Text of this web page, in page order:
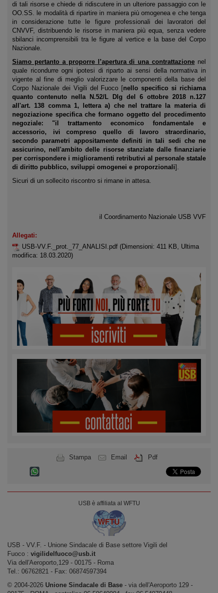
di tali risorse e chiede di ridiscutere in un ulteriore passaggio con le
OO.SS. le modalità di ripartire in maniera più omogenea e che tenga
in considerazione tutte le figure professionali dei lavoratori del
CNVVF, distribuendo le risorse in maniera più equa, senza vedere
sbilanci incomprensibili tra le figure al vertice e la base del Corpo
Nazionale.
Siamo pertanto a proporre l’apertura di una contrattazione nel
quale ricondurre ogni ipotesi di riparto ai sensi della normativa in
vigente al fine di meglio valorizzare le componenti della base del
Corpo Nazionale dei Vigili del Fuoco [nello specifico si richiama
quanto contenuto nella N.52/L Dlg del 6 ottobre 2018 n.127
all'art. 138 comma 1, lettera a) che nel trattare la materia di
negoziazione specifica che formano oggetto del procedimento
negoziale: "il trattamento economico fondamentale e
accessorio, ivi compreso quello di lavoro straordinario,
secondo parametri appositamente definiti in tali sedi che ne
assicurino, nell'ambito delle risorse stanziate dalle finanziarie
per corrispondere i miglioramenti retributivi al personale statale
di diritto pubblico, sviluppi omogenei e proporzionali].
Sicuri di un sollecito riscontro si rimane in attesa.
il Coordinamento Nazionale USB VVF
Allegati:
USB-VV.F._prot._77_ANALISI.pdf (Dimensioni: 411 KB, Ultima
modifica: 18.03.2020)
Stampa Email Pdf
USB è affiliata al WFTU
USB ‐ VV.F. - Unione Sindacale di Base settore Vigili del
Fuoco : vigilidelfuoco@usb.it
Via dell'Aeroporto,129 ‐ 00175 ‐ Roma
Tel.: 06762821 ‐ Fax: 06874597394
© 2004-2026 Unione Sindacale di Base ‐ via dell'Aeroporto 129 -